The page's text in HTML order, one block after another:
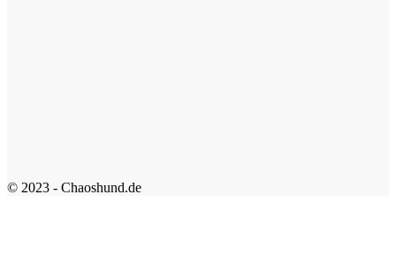
© 2023 - Chaoshund.de